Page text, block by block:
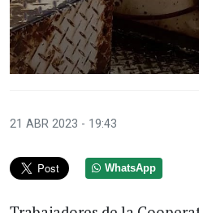
21 ABR 2023 - 19:43
WhatsApp